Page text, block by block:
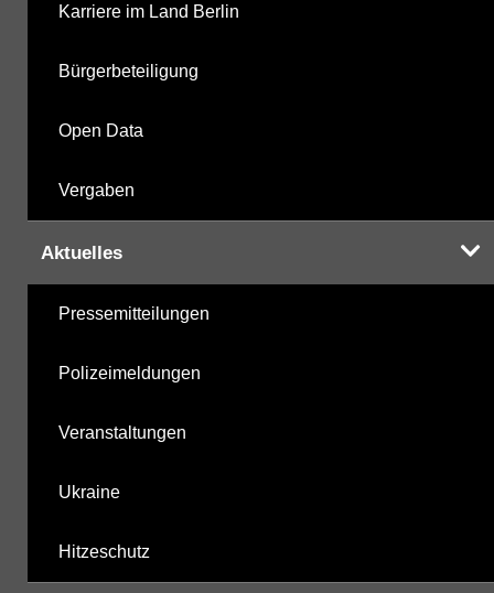
Karriere im Land Berlin
Bürgerbeteiligung
Open Data
Vergaben
Aktuelles
Pressemitteilungen
Polizeimeldungen
Veranstaltungen
Ukraine
Hitzeschutz